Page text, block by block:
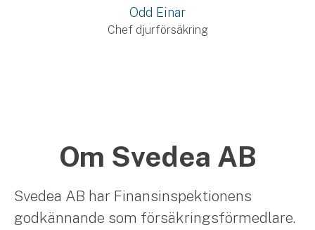
Odd Einar
Chef djurförsäkring
Om Svedea AB
Svedea AB har Finansinspektionens
godkännande som försäkringsförmedlare.